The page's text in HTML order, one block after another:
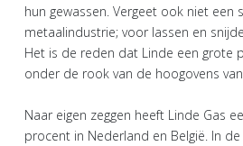
hun gewassen. Vergeet ook niet een
metaalindustrie; voor lassen en
Het is de reden dat Linde een grote
onder de rook van de hoogovens van
Naar eigen zeggen heeft Linde Gas
procent in Nederland en België. In